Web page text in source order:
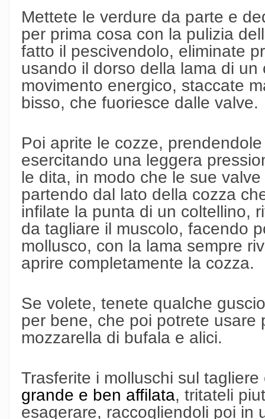
Mettete le verdure da parte e
per prima cosa con la pulizia
fatto il pescivendolo, eliminate
usando il dorso della lama di
movimento energico, staccate
bisso, che fuoriesce dalle valve.
Poi aprite le cozze,
esercitando una leggera
le dita, in modo che le sue
partendo dal lato della cozza
infilate la punta di un coltellino,
da tagliare il muscolo, facendo
mollusco, con la lama sempre
aprire completamente la cozza.
Se volete, tenete qualche
per bene, che poi potrete usare
mozzarella di bufala e alici.
Trasferite i molluschi sul
grande e ben affilata, tritateli
esagerare, raccogliendoli poi in